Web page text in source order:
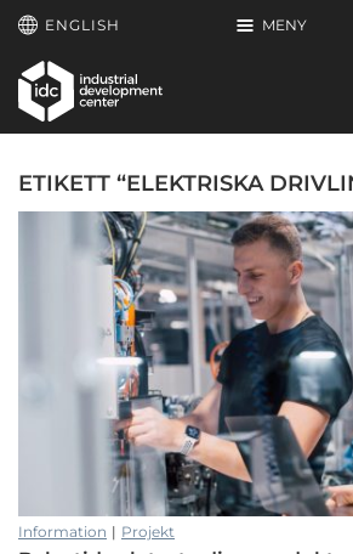
Hoppa till huvudinnehållet
MENY
ENGLISH
ETIKETT “ELEKTRISKA
Information | Projekt